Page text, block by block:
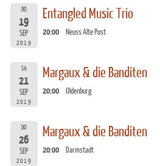
DO
19
SEP
2019
Entangled Music Trio
20:00 Neuss Alte Post
SA
21
SEP
2019
Margaux & die Banditen
20:00 Oldenburg
DO
26
SEP
2019
Margaux & die Banditen
20:00 Darmstadt